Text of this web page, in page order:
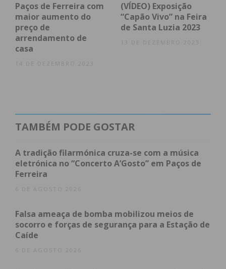
Assine nossa newsletter por e-mail e
obtenha de forma regular a informação
condições
Paços de Ferreira com
maior aumento do
preço de
arrendamento de
casa
14 DE DEZEMBRO 2023
(VÍDEO) Exposição
“Capão Vivo” na Feira
de Santa Luzia 2023
TAMBÉM PODE GOSTAR
A tradição filarmónica cruza-se com a música
eletrónica no “Concerto A’Gosto” em Paços de
Ferreira
6 DE AGOSTO 2026
Falsa ameaça de bomba mobilizou meios de
socorro e forças de segurança para a Estação de
Caíde
6 DE AGOSTO 2026